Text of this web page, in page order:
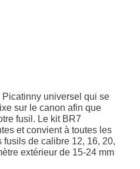
universel qui se
sur le canon afin que
fusil. Le kit BR7
et convient à toutes les
fusils de calibre 12, 16, 20,
extérieur de 15-24 mm